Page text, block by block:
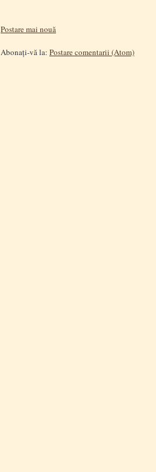
Postare mai nouă
Abonați-vă la: Postare comentarii (Atom)